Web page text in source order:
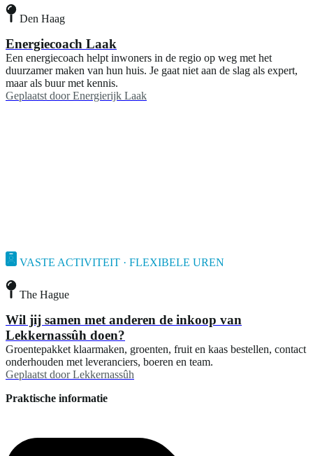
Den Haag
Energiecoach Laak
Een energiecoach helpt inwoners in de regio op weg met het
duurzamer maken van hun huis. Je gaat niet aan de slag als expert,
maar als buur met kennis.
Geplaatst door Energierijk Laak
VASTE ACTIVITEIT · FLEXIBELE UREN
The Hague
Wil jij samen met anderen de inkoop van
Lekkernassûh doen?
Groentepakket klaarmaken, groenten, fruit en kaas bestellen, contact
onderhouden met leveranciers, boeren en team.
Geplaatst door Lekkernassûh
Praktische informatie